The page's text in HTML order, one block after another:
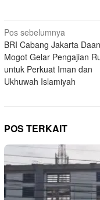
Navigasi
pos
Pos sebelumnya
BRI Cabang Jakarta Daan
Mogot Gelar Pengajian
untuk Perkuat Iman dan
Ukhuwah Islamiyah
POS TERKAIT